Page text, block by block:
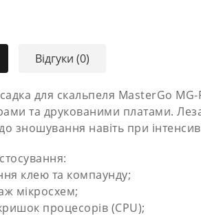
Відгуки (0)
для скальпеля MasterGo
та друкованими платами. Леза
до зношування навіть при
клею та компаунду;
мікросхем;
процесорів (CPU);